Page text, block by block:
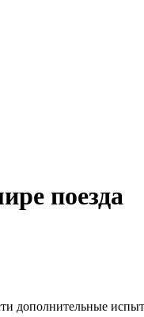
поезда
дополнительные